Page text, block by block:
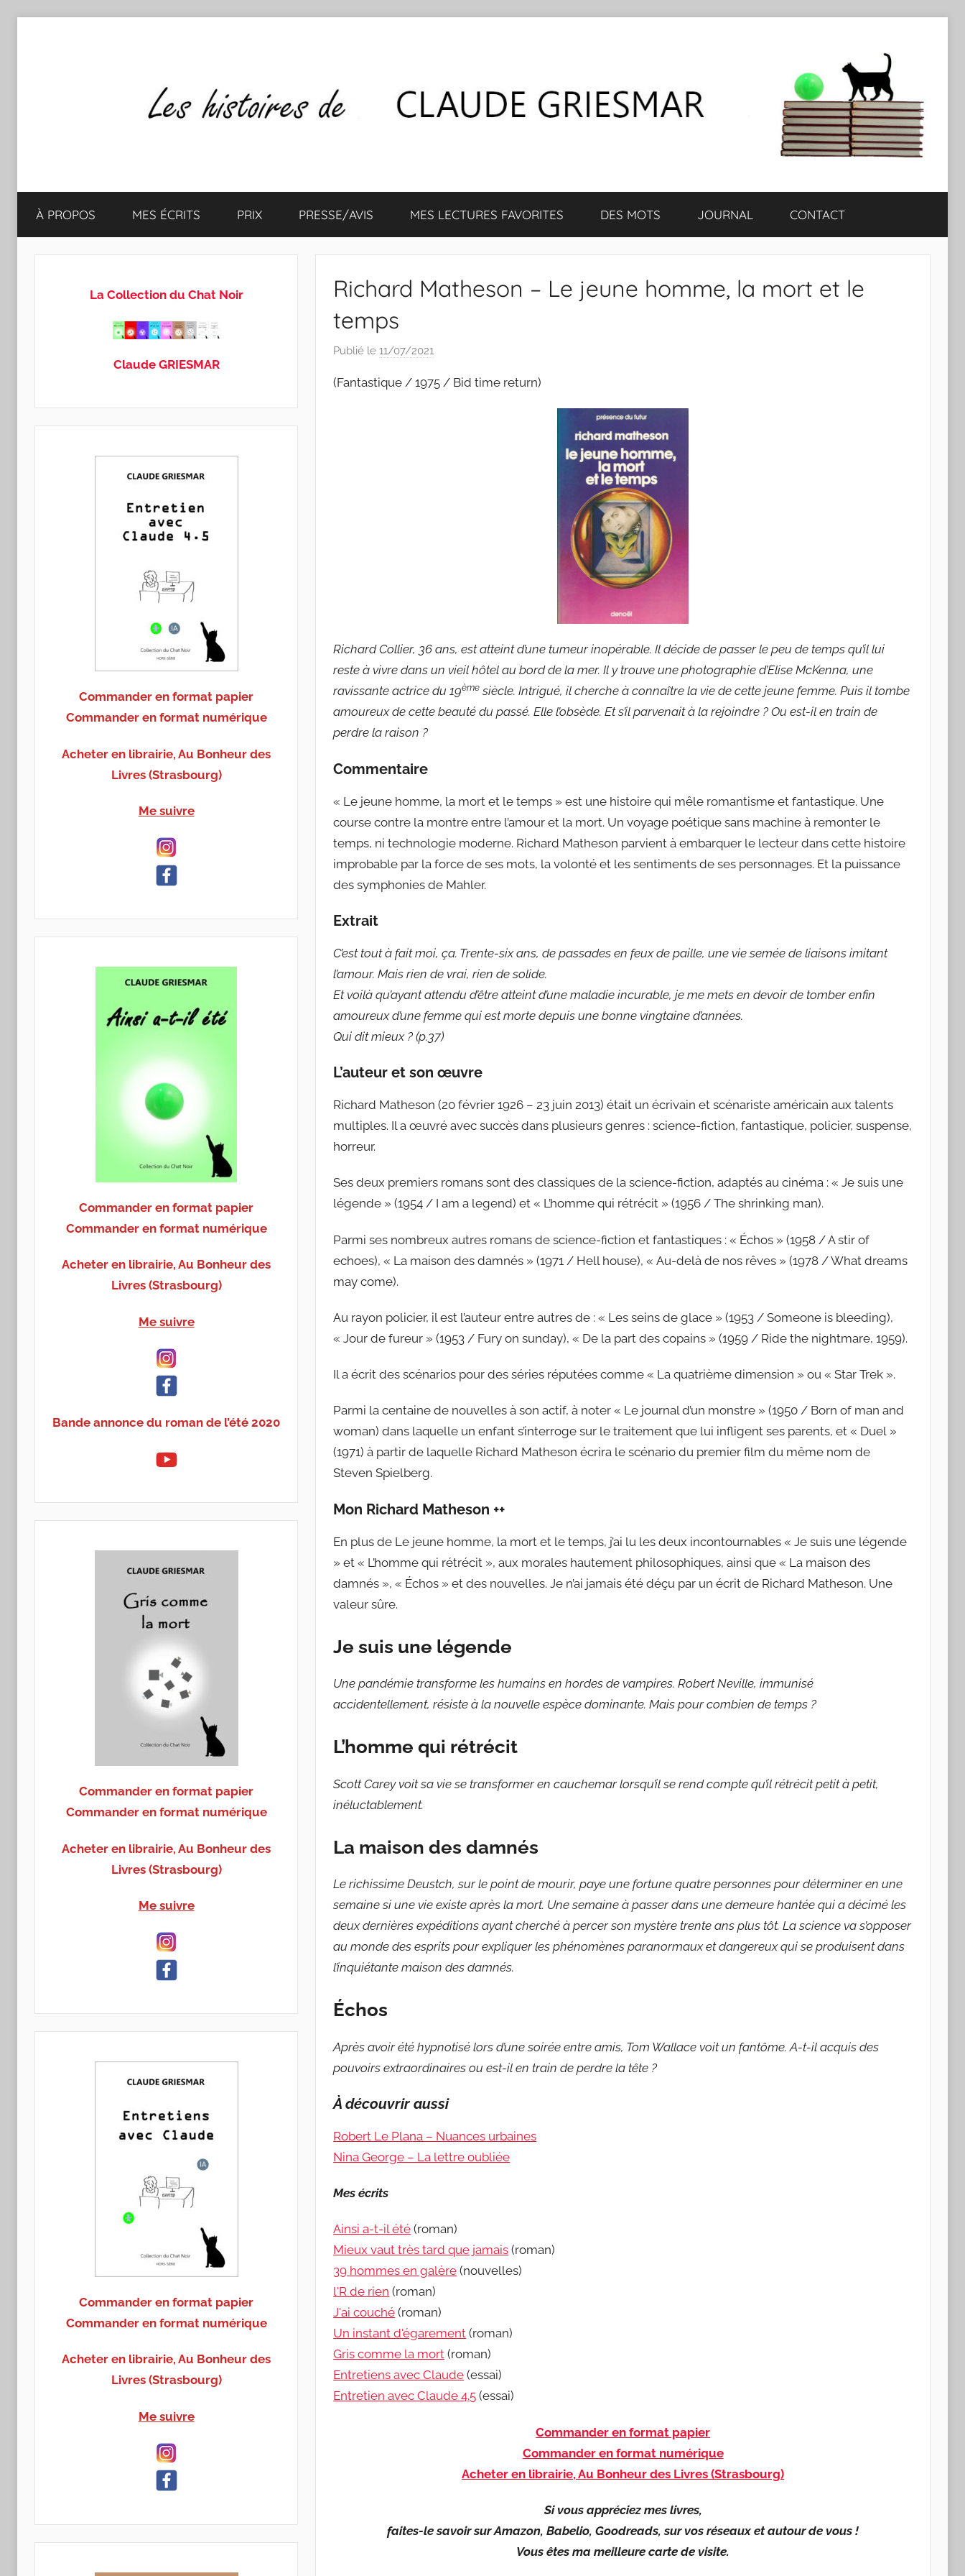
Les
histoires
CLAUDE
GRIESMAR
écrits
&
À PROPOS MES ÉCRITS PRIX PRESSE/AVIS MES LECTURES FAVORITES DES MOTS JOURNAL CONTACT
Richard Matheson – Le jeune homme, la mort et le
temps
Publié le11/07/2021
r
r
(Fantastique / 1975 / Bid time return)
Richard Collier, 36 ans, est atteint d’une tumeur inopérable. Il décide de passer le peu de temps qu’il lui
reste à vivre dans un vieil hôtel au bord de la mer. Il y trouve une photographie d’Elise McKenna, une
ravissante actrice du 19ème siècle. Intrigué, il cherche à connaître la vie de cette jeune femme. Puis il tombe
amoureux de cette beauté du passé. Elle l’obsède. Et s’il parvenait à la rejoindre ? Ou est-il en train de
perdre la raison ?
Commentaire
« Le jeune homme, la mort et le temps » est une histoire qui mêle romantisme et fantastique. Une
course contre la montre entre l’amour et la mort. Un voyage poétique sans machine à remonter le
temps, ni technologie moderne. Richard Matheson parvient à embarquer le lecteur dans cette histoire
improbable par la force de ses mots, la volonté et les sentiments de ses personnages. Et la puissance
des symphonies de Mahler.
Extrait
C’est tout à fait moi, ça. Trente-six ans, de passades en feux de paille, une vie semée de liaisons imitant
l’amour. Mais rien de vrai, rien de solide.
Et voilà qu’ayant attendu d’être atteint d’une maladie incurable, je me mets en devoir de tomber enfin
amoureux d’une femme qui est morte depuis une bonne vingtaine d’années.
Qui dit mieux ? (p.37)
L’auteur et son œuvre
Richard Matheson (20 février 1926 – 23 juin 2013) était un écrivain et scénariste américain aux talents
multiples. Il a œuvré avec succès dans plusieurs genres : science-fiction, fantastique, policier, suspense,
horreur.
Ses deux premiers romans sont des classiques de la science-fiction, adaptés au cinéma : « Je suis une
légende » (1954 / I am a legend) et « L’homme qui rétrécit » (1956 / The shrinking man).
Parmi ses nombreux autres romans de science-fiction et fantastiques : « Échos » (1958 / A stir of
echoes), « La maison des damnés » (1971 / Hell house), « Au-delà de nos rêves » (1978 / What dreams
may come).
Au rayon policier, il est l’auteur entre autres de : « Les seins de glace » (1953 / Someone is bleeding),
« Jour de fureur » (1953 / Fury on sunday), « De la part des copains » (1959 / Ride the nightmare, 1959).
Il a écrit des scénarios pour des séries réputées comme « La quatrième dimension » ou « Star Trek ».
Parmi la centaine de nouvelles à son actif, à noter « Le journal d’un monstre » (1950 / Born of man and
woman) dans laquelle un enfant s’interroge sur le traitement que lui infligent ses parents, et « Duel »
(1971) à partir de laquelle Richard Matheson écrira le scénario du premier film du même nom de
Steven Spielberg.
Mon Richard Matheson ++
En plus de Le jeune homme, la mort et le temps, j’ai lu les deux incontournables « Je suis une légende
» et « L’homme qui rétrécit », aux morales hautement philosophiques, ainsi que « La maison des
damnés », « Échos » et des nouvelles. Je n’ai jamais été déçu par un écrit de Richard Matheson. Une
valeur sûre.
Je suis une légende
Une pandémie transforme les humains en hordes de vampires. Robert Neville, immunisé
accidentellement, résiste à la nouvelle espèce dominante. Mais pour combien de temps ?
L’homme qui rétrécit
Scott Carey voit sa vie se transformer en cauchemar lorsqu’il se rend compte qu’il rétrécit petit à petit,
inéluctablement.
La maison des damnés
Le richissime Deustch, sur le point de mourir, paye une fortune quatre personnes pour déterminer en une
semaine si une vie existe après la mort. Une semaine à passer dans une demeure hantée qui a décimé les
deux dernières expéditions ayant cherché à percer son mystère trente ans plus tôt. La science va s’opposer
au monde des esprits pour expliquer les phénomènes paranormaux et dangereux qui se produisent dans
l’inquiétante maison des damnés.
Échos
Après avoir été hypnotisé lors d’une soirée entre amis, Tom Wallace voit un fantôme. A-t-il acquis des
pouvoirs extraordinaires ou est-il en train de perdre la tête ?
À découvrir aussi
Robert Le Plana – Nuances urbaines
Nina George – La lettre oubliée
Mes écrits
Ainsi a-t-il été (roman)
Mieux vaut très tard que jamais (roman)
39 hommes en galère (nouvelles)
l'R de rien (roman)
J'ai couché (roman)
Un instant d'égarement (roman)
Gris comme la mort (roman)
Entretiens avec Claude (essai)
Entretien avec Claude 4.5 (essai)
Commander en format papier
Commander en format numérique
Acheter en librairie, Au Bonheur des Livres (Strasbourg)
Si vous appréciez mes livres,
faites-le savoir sur Amazon, Babelio, Goodreads, sur vos réseaux et autour de vous !
Vous êtes ma meilleure carte de visite.
La Collection du Chat Noir
Claude GRIESMAR
Commander en format papier
Commander en format numérique
Acheter en librairie, Au Bonheur des
Livres (Strasbourg)
Me suivre
Commander en format papier
Commander en format numérique
Acheter en librairie, Au Bonheur des
Livres (Strasbourg)
Me suivre
Bande annonce du roman de l’été 2020
Commander en format papier
Commander en format numérique
Acheter en librairie, Au Bonheur des
Livres (Strasbourg)
Me suivre
Commander en format papier
Commander en format numérique
Acheter en librairie, Au Bonheur des
Livres (Strasbourg)
Me suivre